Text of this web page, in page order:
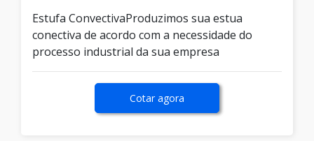
Estufa ConvectivaProduzimos sua estua
conectiva de acordo com a necessidade do
processo industrial da sua empresa
Cotar agora